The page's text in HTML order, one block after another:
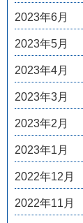
2023年6月
2023年5月
2023年4月
2023年3月
2023年2月
2023年1月
2022年12月
2022年11月